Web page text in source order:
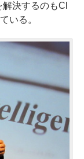
決するのもCl
いる。